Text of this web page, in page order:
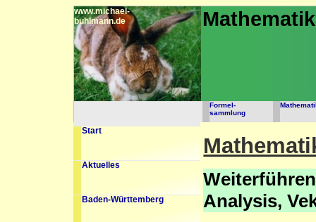
www.michael-
buhlmann.de
Formel-
sammlung
Start
Aktuelles
Baden-Württemberg
Analysis,